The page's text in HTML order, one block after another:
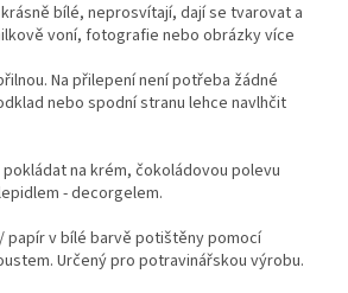
bílé, neprosvítají, dají se tvarovat a
voní, fotografie nebo obrázky více
Na přilepení není potřeba žádné
nebo spodní stranu lehce navlhčit
na krém, čokoládovou polevu
- decorgelem.
papír v bílé barvě potištěny pomocí
Určený pro potravinářskou výrobu.